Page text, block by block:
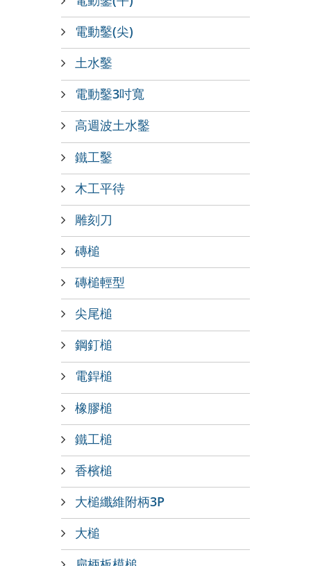
電動鑿(尖)
土水鑿
電動鑿3吋寬
高週波土水鑿
鐵工鑿
木工平待
雕刻刀
磚槌
磚槌輕型
尖尾槌
鋼釘槌
電銲槌
橡膠槌
鐵工槌
香檳槌
大槌纖維附柄3P
大槌